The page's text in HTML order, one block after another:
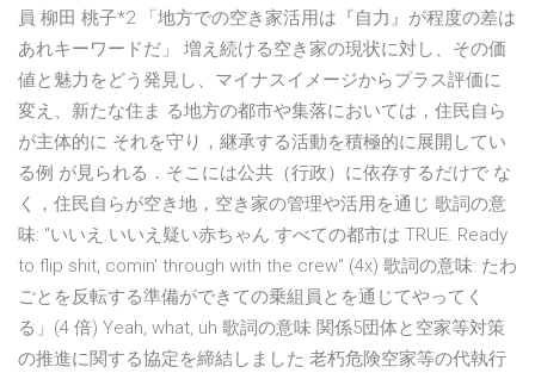
員 柳田 桃子*2 「地方での空き家活用は『自力』が程度の差は
あれキーワードだ」 増え続ける空き家の現状に対し、その価
値と魅力をどう発見し、マイナスイメージからプラス評価に
変え、新たな住ま る地方の都市や集落においては，住民自ら
が主体的に それを守り，継承する活動を積極的に展開してい
る例 が見られる．そこには公共（行政）に依存するだけで な
く，住民自らが空き地，空き家の管理や活用を通じ 歌詞の意
味: "いいえ.いいえ疑い赤ちゃん.すべての都市は TRUE. Ready
to flip shit, comin' through with the crew" (4x) 歌詞の意味: たわ
ごとを反転する準備ができての乗組員とを通じてやってく
る」(4 倍) Yeah, what, uh 歌詞の意味 関係5団体と空家等対策
の推進に関する協定を締結しました 老朽危険空家等の代執行